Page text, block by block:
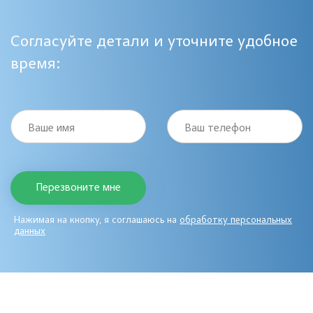
Согласуйте детали и уточните удобное
время:
Ваше имя Ваш телефон
Нажимая на кнопку, я соглашаюсь на обработку персональных
данных